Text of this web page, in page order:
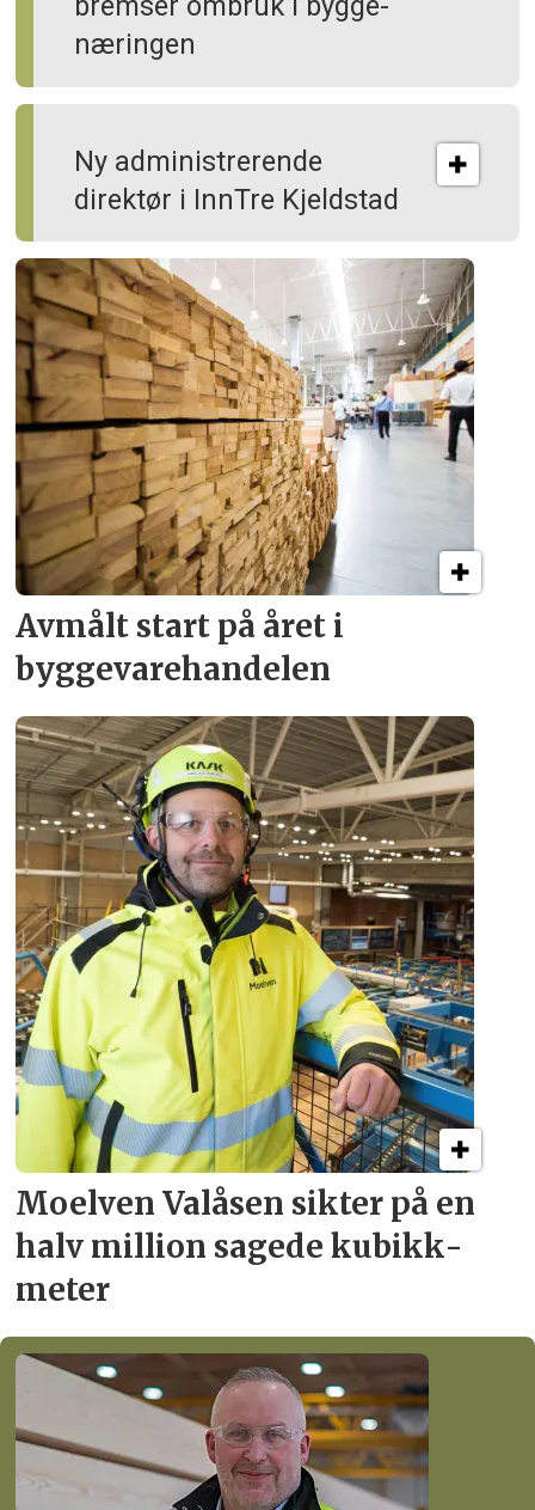
næringen
Ny administrerende
direktør i InnTre Kjeldstad
Avmålt start på året i
byggevare­handelen
Moelven Valåsen sikter på en
halv million sagede kubikk­
meter